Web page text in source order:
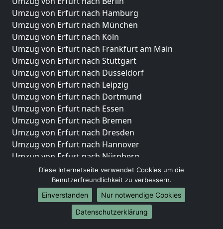
Umzug von Erfurt nach Hamburg
Umzug von Erfurt nach München
Umzug von Erfurt nach Köln
Umzug von Erfurt nach Frankfurt am Main
Umzug von Erfurt nach Stuttgart
Umzug von Erfurt nach Düsseldorf
Umzug von Erfurt nach Leipzig
Umzug von Erfurt nach Dortmund
Umzug von Erfurt nach Essen
Umzug von Erfurt nach Bremen
Umzug von Erfurt nach Dresden
Umzug von Erfurt nach Hannover
Umzug von Erfurt nach Nürnberg
Umzug von Erfurt nach Duisburg
Umzug von Erfurt nach Bochum
Umzug von Erfurt nach Wuppertal
Umzug von Erfurt nach Bielefeld
Umzug von Erfurt nach Bonn
Diese Internetseite verwendet Cookies um die
Benutzerfreundlichkeit zu verbessern.
Einverstanden
Nur notwendige Cookies
Datenschutzerklärung